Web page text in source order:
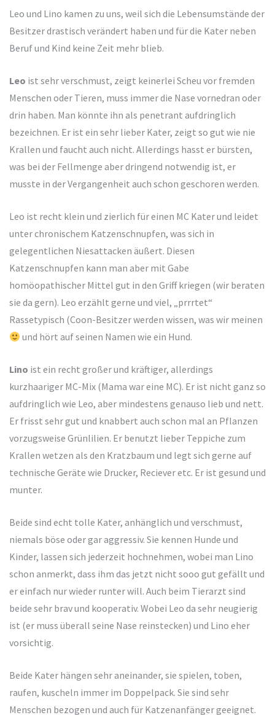
Leo und Lino kamen zu uns, weil sich die Lebensumstände der
Besitzer drastisch verändert haben und für die Kater neben
Beruf und Kind keine Zeit mehr blieb.
Leo ist sehr verschmust, zeigt keinerlei Scheu vor fremden
Menschen oder Tieren, muss immer die Nase vornedran oder
drin haben. Man könnte ihn als penetrant aufdringlich
bezeichnen. Er ist ein sehr lieber Kater, zeigt so gut wie nie
Krallen und faucht auch nicht. Allerdings hasst er bürsten,
was bei der Fellmenge aber dringend notwendig ist, er
musste in der Vergangenheit auch schon geschoren werden.
Leo ist recht klein und zierlich für einen MC Kater und leidet
unter chronischem Katzenschnupfen, was sich in
gelegentlichen Niesattacken äußert. Diesen
Katzenschnupfen kann man aber mit Gabe
homöopathischer Mittel gut in den Griff kriegen (wir beraten
sie da gern). Leo erzählt gerne und viel, „prrrtet“
Rassetypisch (Coon-Besitzer werden wissen, was wir meinen
und hört auf seinen Namen wie ein Hund.
Lino ist ein recht großer und kräftiger, allerdings
kurzhaariger MC-Mix (Mama war eine MC). Er ist nicht ganz so
aufdringlich wie Leo, aber mindestens genauso lieb und nett.
Er frisst sehr gut und knabbert auch schon mal an Pflanzen
vorzugsweise Grünlilien. Er benutzt lieber Teppiche zum
Krallen wetzen als den Kratzbaum und legt sich gerne auf
technische Geräte wie Drucker, Reciever etc. Er ist gesund und
munter.
Beide sind echt tolle Kater, anhänglich und verschmust,
niemals böse oder gar aggressiv. Sie kennen Hunde und
Kinder, lassen sich jederzeit hochnehmen, wobei man Lino
schon anmerkt, dass ihm das jetzt nicht sooo gut gefällt und
er einfach nur wieder runter will. Auch beim Tierarzt sind
beide sehr brav und kooperativ. Wobei Leo da sehr neugierig
ist (er muss überall seine Nase reinstecken) und Lino eher
vorsichtig.
Beide Kater hängen sehr aneinander, sie spielen, toben,
raufen, kuscheln immer im Doppelpack. Sie sind sehr
Menschen bezogen und auch für Katzenanfänger geeignet.